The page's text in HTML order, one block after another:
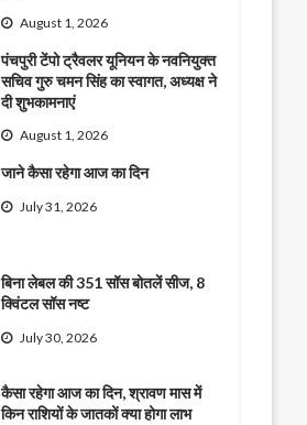
August 1, 2026
पंचपुरी टेंपो ट्रैवलर यूनियन के नवनियुक्त
सचिव गुरु चमन सिंह का स्वागत, अध्यक्ष ने
दी शुभकामनाएं
August 1, 2026
जाने कैसा रहेगा आज का दिन
July 31, 2026
बिना लेबल की 351 सॉस बोतलें सीज, 8
क्विंटल सॉस नष्ट
July 30, 2026
कैसा रहेगा आज का दिन, श्रावण मास में
किन राशियों के जातकों क्या होगा लाभ